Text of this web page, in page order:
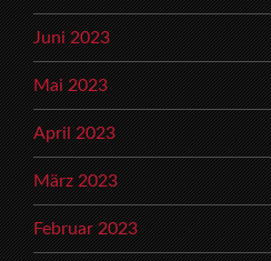
Juni 2023
Mai 2023
April 2023
März 2023
Februar 2023